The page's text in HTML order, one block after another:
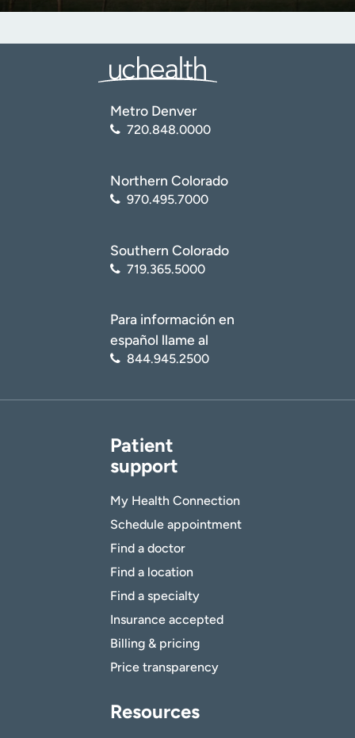
Metro Denver
720.848.0000
Northern Colorado
970.495.7000
Southern Colorado
719.365.5000
Para información en
español llame al
844.945.2500
Patient
support
My Health Connection
Schedule appointment
Find a doctor
Find a location
Find a specialty
Insurance accepted
Billing & pricing
Price transparency
Resources